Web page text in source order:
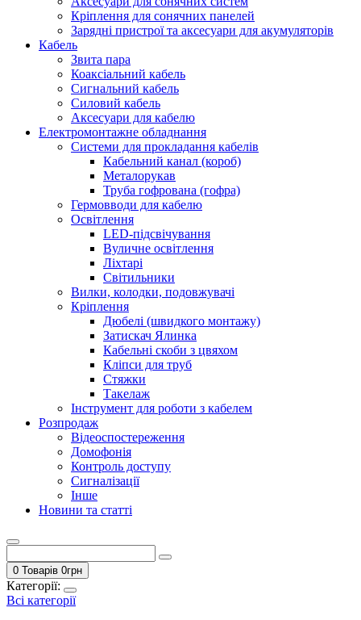
Кріплення для сонячних панелей
Зарядні пристрої та аксесуари для акумуляторів
Кабель
Звита пара
Коаксіальний кабель
Сигнальний кабель
Силовий кабель
Аксесуари для кабелю
Електромонтажне обладнання
Системи для прокладання кабелів
Кабельний канал (короб)
Металорукав
Труба гофрована (гофра)
Гермовводи для кабелю
Освітлення
LED-підсвічування
Вуличне освітлення
Ліхтарі
Світильники
Вилки, колодки, подовжувачі
Кріплення
Дюбелі (швидкого монтажу)
Затискач Ялинка
Кабельні скоби з цвяхом
Кліпси для труб
Стяжки
Такелаж
Інструмент для роботи з кабелем
Розпродаж
Відеоспостереження
Домофонія
Контроль доступу
Сигналізації
Інше
Новини та статті
0 Товарів 0грн
Категорії:
Всі категорії